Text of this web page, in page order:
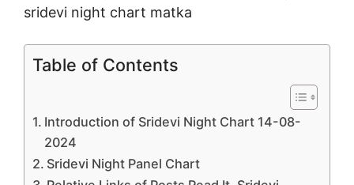
sridevi night chart matka
Table of Contents
Introduction of Sridevi Night Chart 14-08-
2024
Sridevi Night Panel Chart